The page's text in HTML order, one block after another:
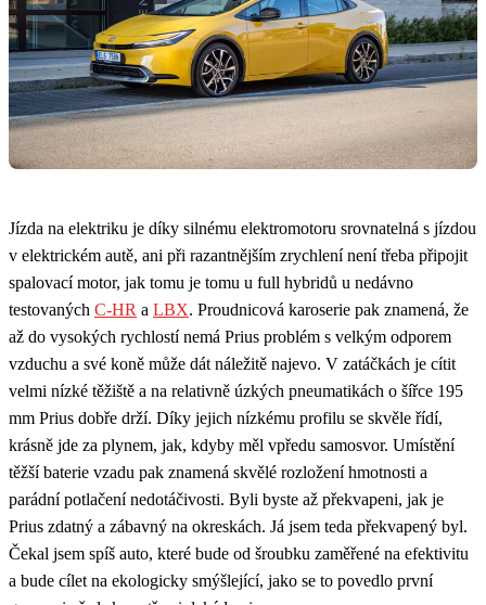
Jízda na elektriku je díky silnému elektromotoru srovnatelná s jízdou
v elektrickém autě, ani při razantnějším zrychlení není třeba připojit
spalovací motor, jak tomu je tomu u full hybridů u nedávno
testovaných C-HR a LBX. Proudnicová karoserie pak znamená, že
až do vysokých rychlostí nemá Prius problém s velkým odporem
vzduchu a své koně může dát náležitě najevo. V zatáčkách je cítit
velmi nízké těžiště a na relativně úzkých pneumatikách o šířce 195
mm Prius dobře drží. Díky jejich nízkému profilu se skvěle řídí,
krásně jde za plynem, jak, kdyby měl vpředu samosvor. Umístění
těžší baterie vzadu pak znamená skvělé rozložení hmotnosti a
parádní potlačení nedotáčivosti. Byli byste až překvapeni, jak je
Prius zdatný a zábavný na okreskách. Já jsem teda překvapený byl.
Čekal jsem spíš auto, které bude od šroubku zaměřené na efektivitu
a bude cílet na ekologicky smýšlející, jako se to povedlo první